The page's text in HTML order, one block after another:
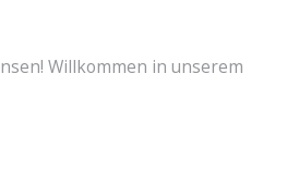
Willkommen in unserem